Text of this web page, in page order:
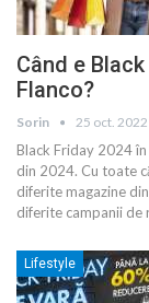
Când e
Flanco?
Sorin 25 oct. 2022
Black Friday 2024
din 2024. Cu toate
diferite magazine
diferite campanii de
Lifestyle